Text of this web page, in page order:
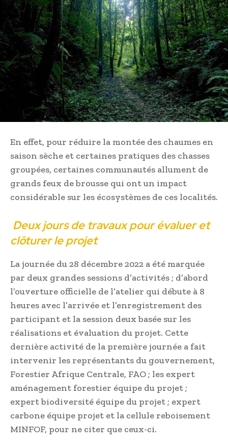
En effet, pour réduire la montée des chaumes en
saison sèche et certaines pratiques des chasses
groupées, certaines communautés allument de
grands feux de brousse qui ont un impact
considérable sur les écosystèmes de ces localités.
Deux jours de travaux pour évaluer et
clôturer le projet
La journée du 28 décembre 2022 a été marquée
par deux grandes sessions d’activités ; d’abord
l’ouverture officielle de l’atelier qui débute à 8
heures avec l’arrivée et l’enregistrement des
participant et la session deux basée sur les
réalisations et évaluation du projet. Cette
dernière activité de la première journée a fait
intervenir les représentants du gouvernement,
Forestier Afrique Centrale, FAO ; les expert
aménagement forestier équipe du projet ;
expert biodiversité équipe du projet ; expert
carbone équipe projet et la cellule reboisement
MINFOF, pour ne citer que ceux-ci.